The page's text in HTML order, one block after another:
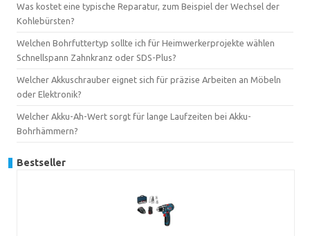
Was kostet eine typische Reparatur, zum Beispiel der Wechsel der
Kohlebürsten?
Welchen Bohrfuttertyp sollte ich für Heimwerkerprojekte wählen
Schnellspann Zahnkranz oder SDS-Plus?
Welcher Akkuschrauber eignet sich für präzise Arbeiten an Möbeln
oder Elektronik?
Welcher Akku-Ah-Wert sorgt für lange Laufzeiten bei Akku-
Bohrhämmern?
Bestseller